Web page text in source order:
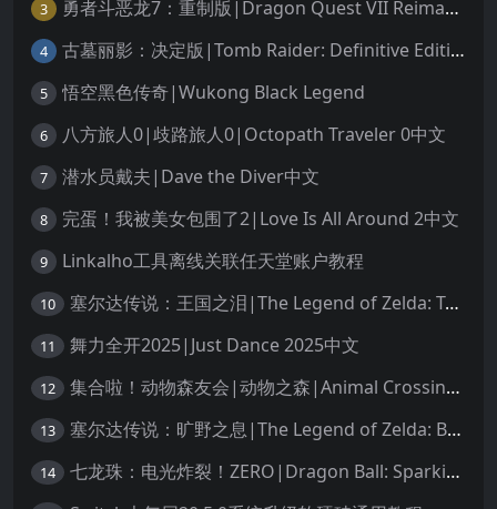
3 勇者斗恶龙7：重制版|Dragon Quest VII Reimagined中文
4 古墓丽影：决定版|Tomb Raider: Definitive Edition中文
5 悟空黑色传奇|Wukong Black Legend
6 八方旅人0|歧路旅人0|Octopath Traveler 0中文
7 潜水员戴夫|Dave the Diver中文
8 完蛋！我被美女包围了2|Love Is All Around 2中文
9 Linkalho工具离线关联任天堂账户教程
10 塞尔达传说：王国之泪|The Legend of Zelda: Tears of the Kingdom中文
11 舞力全开2025|Just Dance 2025中文
12 集合啦！动物森友会|动物之森|Animal Crossing: New Horizons中文
13 塞尔达传说：旷野之息|The Legend of Zelda: Breath of the Wild中文
14 七龙珠：电光炸裂！ZERO|Dragon Ball: Sparking! Zero中文